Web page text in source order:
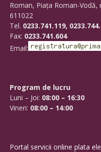
Roman, Piaţa Roman-
611022
Tel. 0233.741.119,
Fax: 0233.741.604
Email:
Program de lucru
Luni – Joi: 08:00 – 16:30
Vineri: 08:00 – 14:00
Portal servicii online plata